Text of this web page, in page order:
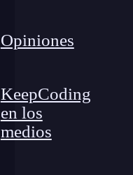
Opiniones
KeepCoding
en los
medios